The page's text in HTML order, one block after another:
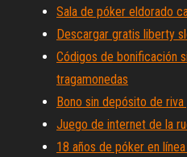
Sala de póker eldorado
Descargar gratis liberty
Códigos de bonificación
tragamonedas
Bono sin depósito de
Juego de internet de la
18 años de póker en